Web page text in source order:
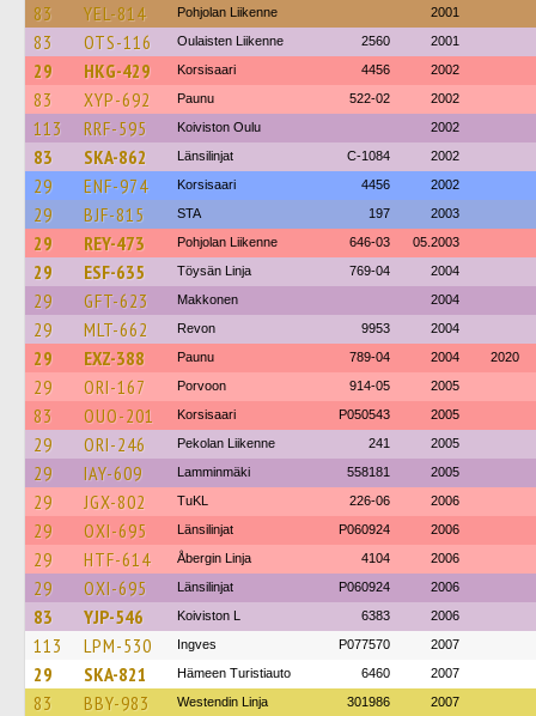
83 YEL-814 Pohjolan Liikenne 2001
83 OTS-116 Oulaisten Liikenne 2560 2001
29 HKG-429 Korsisaari 4456 2002
83 XYP-692 Paunu 522-02 2002
113 RRF-595 Koiviston Oulu 2002
83 SKA-862 Länsilinjat C-1084 2002
29 ENF-974 Korsisaari 4456 2002
29 BJF-815 STA 197 2003
29 REY-473 Pohjolan Liikenne 646-03 05.2003
29 ESF-635 Töysän Linja 769-04 2004
29 GFT-623 Makkonen 2004
29 MLT-662 Revon 9953 2004
29 EXZ-388 Paunu 789-04 2004 2020
29 ORI-167 Porvoon 914-05 2005
83 OUO-201 Korsisaari P050543 2005
29 ORI-246 Pekolan Liikenne 241 2005
29 IAY-609 Lamminmäki 558181 2005
29 JGX-802 TuKL 226-06 2006
29 OXI-695 Länsilinjat P060924 2006
29 HTF-614 Åbergin Linja 4104 2006
29 OXI-695 Länsilinjat P060924 2006
83 YJP-546 Koiviston L 6383 2006
113 LPM-530 Ingves P077570 2007
29 SKA-821 Hämeen Turistiauto 6460 2007
83 BBY-983 Westendin Linja 301986 2007